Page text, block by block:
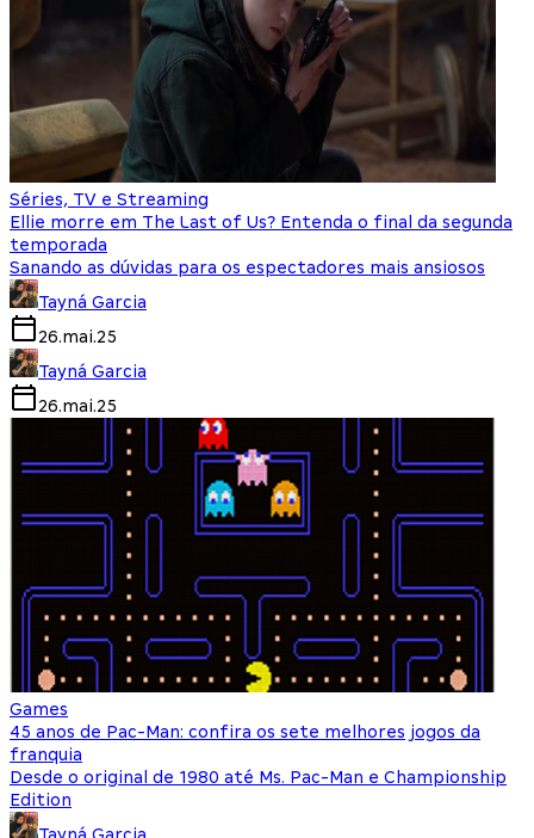
Séries, TV e Streaming
Ellie morre em The Last of Us? Entenda o final da segunda
temporada
Sanando as dúvidas para os espectadores mais ansiosos
Tayná Garcia
26.mai.25
Tayná Garcia
26.mai.25
Games
45 anos de Pac-Man: confira os sete melhores jogos da
franquia
Desde o original de 1980 até Ms. Pac-Man e Championship
Edition